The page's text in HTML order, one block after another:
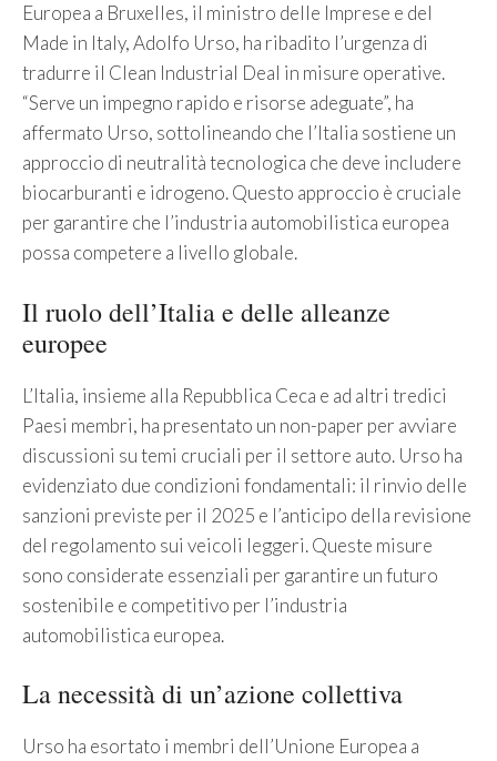
Europea a Bruxelles, il ministro delle Imprese e del
Made in Italy, Adolfo Urso, ha ribadito l’urgenza di
tradurre il Clean Industrial Deal in misure operative.
“Serve un impegno rapido e risorse adeguate”, ha
affermato Urso, sottolineando che l’Italia sostiene un
approccio di neutralità tecnologica che deve includere
biocarburanti e idrogeno. Questo approccio è cruciale
per garantire che l’industria automobilistica europea
possa competere a livello globale.
Il ruolo dell’Italia e delle alleanze
europee
L’Italia, insieme alla Repubblica Ceca e ad altri tredici
Paesi membri, ha presentato un non-paper per avviare
discussioni su temi cruciali per il settore auto. Urso ha
evidenziato due condizioni fondamentali: il rinvio delle
sanzioni previste per il 2025 e l’anticipo della revisione
del regolamento sui veicoli leggeri. Queste misure
sono considerate essenziali per garantire un futuro
sostenibile e competitivo per l’industria
automobilistica europea.
La necessità di un’azione collettiva
Urso ha esortato i membri dell’Unione Europea a